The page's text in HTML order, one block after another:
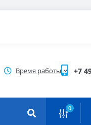
Время работы +7
0